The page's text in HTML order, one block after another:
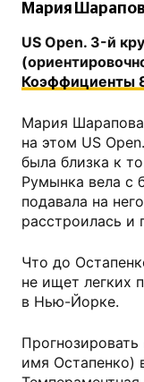
Мария
US Open. 3-й
Коэффициенты
Мария Шарапова
на этом US
была близка к
Румынка вела с
подавала на
расстроилась и
Что до
не ищет легких
в Нью-Йорке.
имя Остапенко)